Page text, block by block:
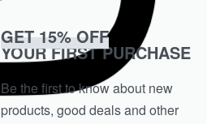
GET 15% OFF
YOUR FIRST PURCHASE
Be the first to know about new
products, good deals and other